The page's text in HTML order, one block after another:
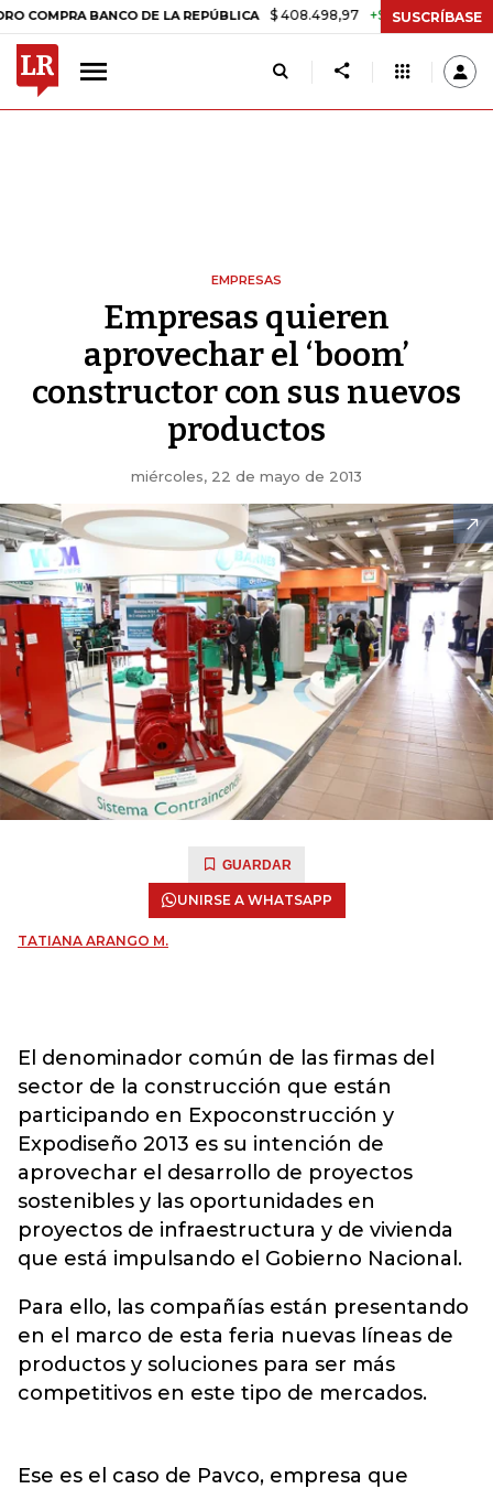
BANCO DE LA REPÚBLICA $ 408.498,97 +$ 8.753,81 +2,19%
SUSCRÍBASE
EMPRESAS
Empresas quieren
aprovechar el ‘boom’
constructor con sus nuevos
productos
miércoles, 22 de mayo de 2013
GUARDAR
UNIRSE A WHATSAPP
TATIANA ARANGO M.
El denominador común de las firmas del
sector de la construcción que están
participando en Expoconstrucción y
Expodiseño 2013 es su intención de
aprovechar el desarrollo de proyectos
sostenibles y las oportunidades en
proyectos de infraestructura y de vivienda
que está impulsando el Gobierno Nacional.
Para ello, las compañías están presentando
en el marco de esta feria nuevas líneas de
productos y soluciones para ser más
competitivos en este tipo de mercados.
Ese es el caso de Pavco, empresa que